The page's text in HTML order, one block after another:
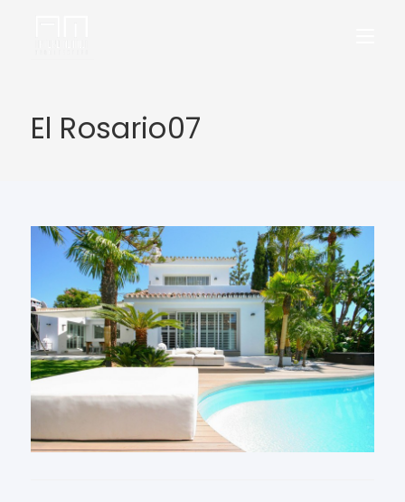
El Rosario07